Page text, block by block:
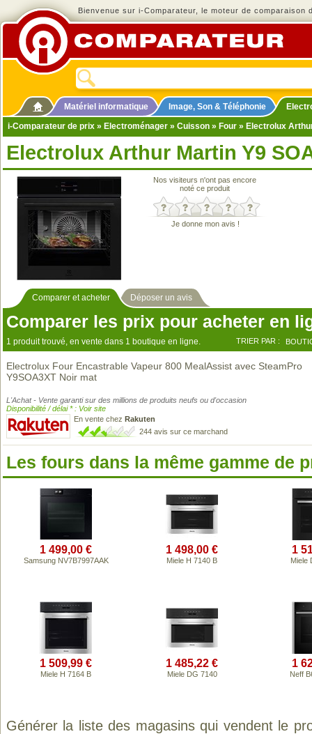
Bienvenue sur i-Comparateur, le moteur de comparaison
Matériel informatique Image, Son & Téléphonie
i-Comparateur de prix » Electroménager » Cuisson » Four » Electrolux
Electrolux Arthur Martin Y9
Nos visiteurs n'ont pas encore
noté ce produit
Je donne mon avis !
Comparer et acheter Déposer un avis
Comparer les prix pour acheter en
1 produit trouvé, en vente dans 1 boutique en ligne. TRIER PAR :
Electrolux Four Encastrable Vapeur 800 MealAssist avec SteamPro
Y9SOA3XT Noir mat
L'Achat - Vente garanti sur des millions de produits neufs ou d'occasion
Disponibilité / délai * : Voir site
En vente chez Rakuten
244 avis sur ce marchand
Les fours dans la même gamme de
1 499,00 €
Samsung NV7B7997AAK
1 498,00 €
Miele H 7140 B
1
Miele
1 509,99 €
Miele H 7164 B
1 485,22 €
Miele DG 7140
1
Neff
Générer la liste des magasins qui vendent le